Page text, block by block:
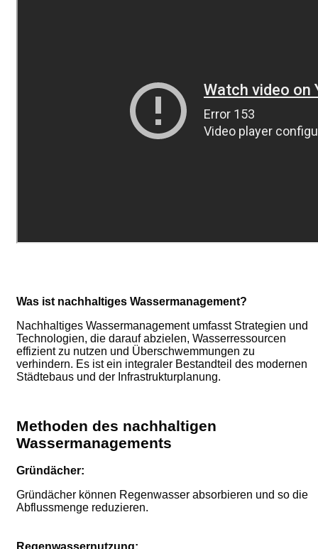
Was ist nachhaltiges Wassermanagement?
Nachhaltiges Wassermanagement umfasst Strategien und
Technologien, die darauf abzielen, Wasserressourcen
effizient zu nutzen und Überschwemmungen zu
verhindern. Es ist ein integraler Bestandteil des modernen
Städtebaus und der Infrastrukturplanung.
Methoden des nachhaltigen
Wassermanagements
Gründächer:
Gründächer können Regenwasser absorbieren und so die
Abflussmenge reduzieren.
Regenwassernutzung: